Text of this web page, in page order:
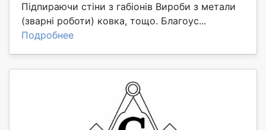
Підпираючи стіни з габіонів Вироби з метали
(зварні роботи) ковка, тощо. Благоус...
Подробнее